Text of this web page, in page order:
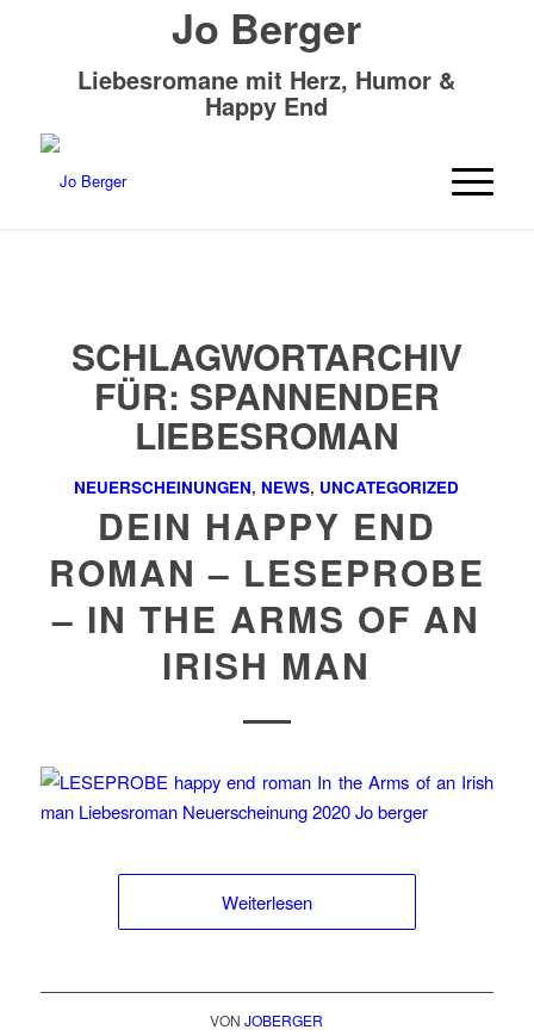
Jo Berger
Liebesromane mit Herz, Humor &
Happy End
SCHLAGWORTARCHIV
FÜR: SPANNENDER
LIEBESROMAN
NEUERSCHEINUNGEN, NEWS, UNCATEGORIZED
DEIN HAPPY END
ROMAN – LESEPROBE
– IN THE ARMS OF AN
IRISH MAN
Weiterlesen
VONJOBERGER